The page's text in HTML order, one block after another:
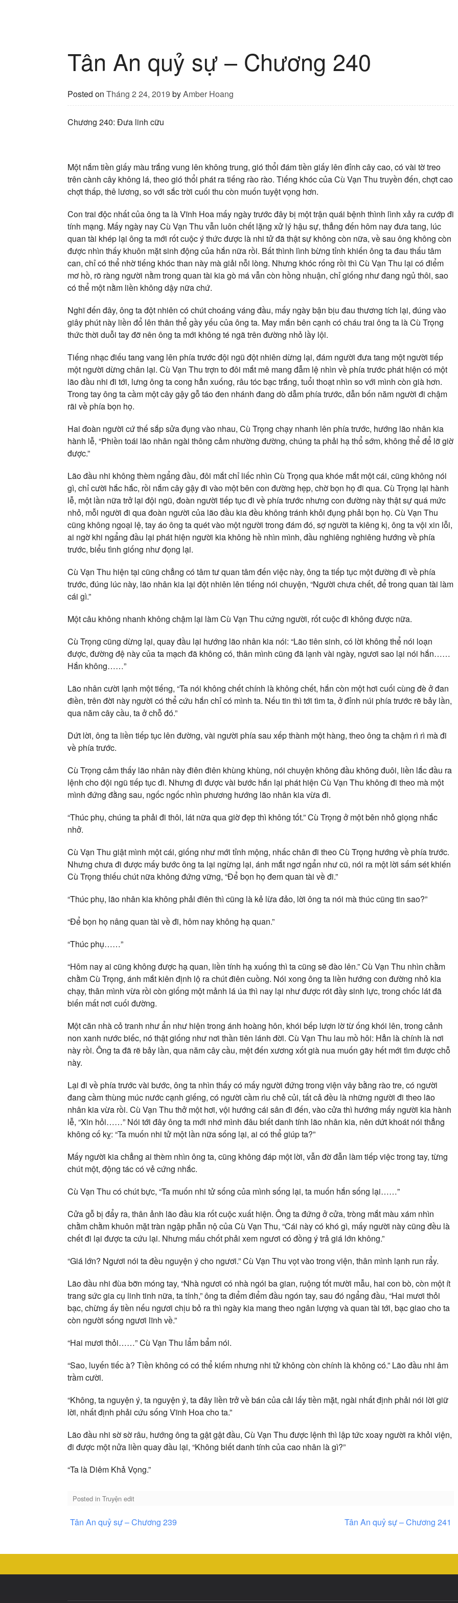
Tân An quỷ sự – Chương 240
Posted on Tháng 2 24, 2019 byAmber Hoang
Chương 240: Đưa linh cữu
Một nắm tiền giấy màu trắng vung lên không trung, gió thổi đám tiền giấy lên đỉnh cây cao, có vài tờ treo
trên cành cây không lá, theo gió thổi phát ra tiếng rào rào. Tiếng khóc của Cù Vạn Thu truyền đến, chợt cao
chợt thấp, thê lương, so với sắc trời cuối thu còn muốn tuyệt vọng hơn.
Con trai độc nhất của ông ta là Vĩnh Hoa mấy ngày trước đây bị một trận quái bệnh thình lình xảy ra cướp đi
tính mạng. Mấy ngày nay Cù Vạn Thu vẫn luôn chết lặng xử lý hậu sự, thẳng đến hôm nay đưa tang, lúc
quan tài khép lại ông ta mới rốt cuộc ý thức được là nhi tử đã thật sự không còn nữa, về sau ông không còn
được nhìn thấy khuôn mặt sinh động của hắn nữa rồi. Bất thình lình bừng tỉnh khiến ông ta đau thấu tâm
can, chỉ có thể nhờ tiếng khóc than này mà giải nỗi lòng. Nhưng khóc rống rồi thì Cù Vạn Thu lại có điểm
mơ hồ, rõ ràng người nằm trong quan tài kia gò má vẫn còn hồng nhuận, chỉ giống như đang ngủ thôi, sao
có thể một nằm liền không dậy nữa chứ.
Nghĩ đến đây, ông ta đột nhiên có chút choáng váng đầu, mấy ngày bận bịu đau thương tích lại, đúng vào
giây phút này liền đổ lên thân thể gầy yếu của ông ta. May mắn bên cạnh có cháu trai ông ta là Cù Trọng
thức thời duỗi tay đỡ nên ông ta mới không té ngã trên đường nhỏ lầy lội.
Tiếng nhạc điếu tang vang lên phía trước đội ngũ đột nhiên dừng lại, đám người đưa tang một người tiếp
một người dừng chân lại. Cù Vạn Thu trợn to đôi mắt mê mang đẫm lệ nhìn về phía trước phát hiện có một
lão đầu nhi đi tới, lưng ông ta cong hẳn xuống, râu tóc bạc trắng, tuổi thoạt nhìn so với mình còn già hơn.
Trong tay ông ta cầm một cây gậy gỗ táo đen nhánh đang dò dẫm phía trước, dẫn bốn năm người đi chậm
rãi về phía bọn họ.
Hai đoàn người cứ thế sắp sửa đụng vào nhau, Cù Trọng chạy nhanh lên phía trước, hướng lão nhân kia
hành lễ, “Phiền toái lão nhân ngài thông cảm nhường đường, chúng ta phải hạ thổ sớm, không thể để lỡ giờ
được.”
Lão đầu nhi không thèm ngẩng đầu, đôi mắt chỉ liếc nhìn Cù Trọng qua khóe mắt một cái, cũng không nói
gì, chỉ cười hắc hắc, rồi nắm cây gậy đi vào một bên con đường hẹp, chờ bọn họ đi qua. Cù Trọng lại hành
lễ, một lần nữa trở lại đội ngũ, đoàn người tiếp tục đi về phía trước nhưng con đường này thật sự quá mức
nhỏ, mỗi người đi qua đoàn người của lão đầu kia đều không tránh khỏi đụng phải bọn họ. Cù Vạn Thu
cũng không ngoại lệ, tay áo ông ta quét vào một người trong đám đó, sợ người ta kiêng kị, ông ta vội xin lỗi,
ai ngờ khi ngẩng đầu lại phát hiện người kia không hề nhìn mình, đầu nghiêng nghiêng hướng về phía
trước, biểu tình giống như đọng lại.
Cù Vạn Thu hiện tại cũng chẳng có tâm tư quan tâm đến việc này, ông ta tiếp tục một đường đi về phía
trước, đúng lúc này, lão nhân kia lại đột nhiên lên tiếng nói chuyện, “Người chưa chết, để trong quan tài làm
cái gì.”
Một câu không nhanh không chậm lại làm Cù Vạn Thu cứng người, rốt cuộc đi không được nữa.
Cù Trọng cũng dừng lại, quay đầu lại hướng lão nhân kia nói: “Lão tiên sinh, có lời không thể nói loạn
được, đường đệ này của ta mạch đã không có, thân mình cũng đã lạnh vài ngày, ngươi sao lại nói hắn……
Hắn không……”
Lão nhân cười lạnh một tiếng, “Ta nói không chết chính là không chết, hắn còn một hơi cuối cùng đè ở đan
điền, trên đời này người có thể cứu hắn chỉ có mình ta. Nếu tin thì tới tìm ta, ở đỉnh núi phía trước rẽ bảy lần,
qua năm cây cầu, ta ở chỗ đó.”
Dứt lời, ông ta liền tiếp tục lên đường, vài người phía sau xếp thành một hàng, theo ông ta chậm rì rì mà đi
về phía trước.
Cù Trọng cảm thấy lão nhân này điên điên khùng khùng, nói chuyện không đầu không đuôi, liền lắc đầu ra
lệnh cho đội ngũ tiếp tục đi. Nhưng đi được vài bước hắn lại phát hiện Cù Vạn Thu không đi theo mà một
mình đứng đằng sau, ngốc ngốc nhìn phương hướng lão nhân kia vừa đi.
“Thúc phụ, chúng ta phải đi thôi, lát nữa qua giờ đẹp thì không tốt.” Cù Trọng ở một bên nhỏ giọng nhắc
nhở.
Cù Vạn Thu giật mình một cái, giống như mới tỉnh mộng, nhấc chân đi theo Cù Trọng hướng về phía trước.
Nhưng chưa đi được mấy bước ông ta lại ngừng lại, ánh mắt ngơ ngẩn như cũ, nói ra một lời sấm sét khiến
Cù Trọng thiếu chút nữa không đứng vững, “Để bọn họ đem quan tài về đi.”
“Thúc phụ, lão nhân kia không phải điên thì cũng là kẻ lừa đảo, lời ông ta nói mà thúc cũng tin sao?”
“Để bọn họ nâng quan tài về đi, hôm nay không hạ quan.”
“Thúc phụ……”
“Hôm nay ai cũng không được hạ quan, liền tính hạ xuống thì ta cũng sẽ đào lên.” Cù Vạn Thu nhìn chằm
chằm Cù Trọng, ánh mắt kiên định lộ ra chút điên cuồng. Nói xong ông ta liền hướng con đường nhỏ kia
chạy, thân mình vừa rồi còn giống một mảnh lá úa thì nay lại như được rót đầy sinh lực, trong chốc lát đã
biến mất nơi cuối đường.
Một căn nhà cỏ tranh như ẩn như hiện trong ánh hoàng hôn, khói bếp lượn lờ từ ống khói lên, trong cảnh
non xanh nước biếc, nó thật giống như nơi thần tiên lánh đời. Cù Vạn Thu lau mồ hôi: Hẳn là chính là nơi
này rồi. Ông ta đã rẽ bảy lần, qua năm cây cầu, mệt đến xương xốt già nua muốn gãy hết mới tìm được chỗ
này.
Lại đi về phía trước vài bước, ông ta nhìn thấy có mấy người đứng trong viện vây bằng rào tre, có người
đang cầm thùng múc nước cạnh giếng, có người cầm rìu chẻ củi, tất cả đều là những người đi theo lão
nhân kia vừa rồi. Cù Vạn Thu thở một hơi, vội hướng cái sân đi đến, vào cửa thì hướng mấy người kia hành
lễ, “Xin hỏi……” Nói tới đây ông ta mới nhớ mình đâu biết danh tính lão nhân kia, nên dứt khoát nói thẳng
không cố kỵ: “Ta muốn nhi tử một lần nữa sống lại, ai có thể giúp ta?”
Mấy người kia chẳng ai thèm nhìn ông ta, cũng không đáp một lời, vẫn đờ đẫn làm tiếp việc trong tay, từng
chút một, động tác có vẻ cứng nhắc.
Cù Vạn Thu có chút bực, “Ta muốn nhi tử sống của mình sống lại, ta muốn hắn sống lại……”
Cửa gỗ bị đẩy ra, thân ảnh lão đầu kia rốt cuộc xuất hiện. Ông ta đứng ở cửa, tròng mắt màu xám nhìn
chằm chằm khuôn mặt tràn ngập phẫn nộ của Cù Vạn Thu, “Cái này có khó gì, mấy người này cũng đều là
chết đi lại được ta cứu lại. Nhưng mấu chốt phải xem ngươi có đồng ý trả giá lớn không.”
“Giá lớn? Ngươi nói ta đều nguyện ý cho ngươi.” Cù Vạn Thu vọt vào trong viện, thân mình lạnh run rẩy.
Lão đầu nhi đùa bỡn móng tay, “Nhà ngươi có nhà ngói ba gian, ruộng tốt mười mẫu, hai con bò, còn một ít
trang sức gia cụ linh tinh nữa, ta tính,” ông ta điểm điểm đầu ngón tay, sau đó ngẩng đầu, “Hai mươi thỏi
bạc, chừng ấy tiền nếu ngươi chịu bỏ ra thì ngày kia mang theo ngân lượng và quan tài tới, bạc giao cho ta
còn người sống ngươi lĩnh về.”
“Hai mươi thỏi……” Cù Vạn Thu lẩm bẩm nói.
“Sao, luyến tiếc à? Tiền không có có thể kiếm nhưng nhi tử không còn chính là không có.” Lão đầu nhi âm
trầm cười.
“Không, ta nguyện ý, ta nguyện ý, ta đây liền trở về bán của cải lấy tiền mặt, ngài nhất định phải nói lời giữ
lời, nhất định phải cứu sống Vĩnh Hoa cho ta.”
Lão đầu nhi sờ sờ râu, hướng ông ta gật gật đầu, Cù Vạn Thu được lệnh thì lập tức xoay người ra khỏi viện,
đi được một nửa liền quay đầu lại, “Không biết danh tính của cao nhân là gì?”
“Ta là Diêm Khả Vọng.”
Posted in Truyện edit
Điều
hướng
bài
viết
Tân An quỷ sự – Chương 239 Tân An quỷ sự – Chương 241